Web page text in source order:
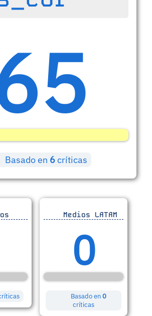
Basado en 6críticas
Medios LATAM
0
Basado en0
críticas